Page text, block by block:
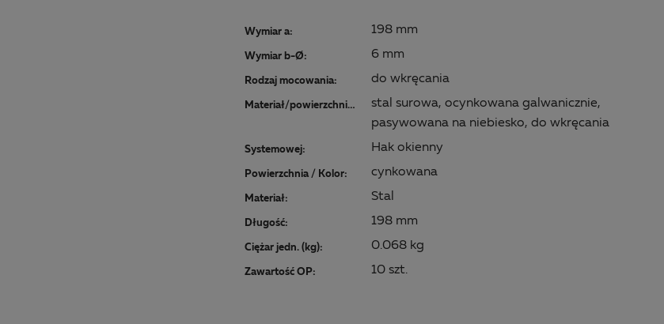
Wymiar a: 198 mm
Wymiar b-Ø: 6 mm
Rodzaj mocowania: do wkręcania
Materiał/powierzchnia:
stal surowa, ocynkowana galwanicznie,
pasywowana na niebiesko, do wkręcania
Systemowej: Hak okienny
Powierzchnia / Kolor: cynkowana
Materiał: Stal
Długość: 198 mm
Ciężar jedn. (kg): 0.068 kg
Zawartość OP: 10 szt.